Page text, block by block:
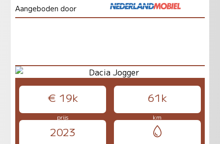
Aangeboden door
€ 19k 61k
prijs km
2023